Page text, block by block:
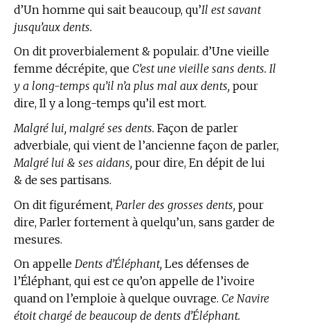
d’Un homme qui sait beaucoup, qu’Il est savant
jusqu’aux dents.
On dit proverbialement & populair. d’Une vieille
femme décrépite, que C’est une vieille sans dents. Il
y a long-temps qu’il n’a plus mal aux dents, pour
dire, Il y a long-temps qu’il est mort.
Malgré lui, malgré ses dents. Façon de parler
adverbiale, qui vient de l’ancienne façon de parler,
Malgré lui & ses aidans, pour dire, En dépit de lui
& de ses partisans.
On dit figurément, Parler des grosses dents, pour
dire, Parler fortement à quelqu’un, sans garder de
mesures.
On appelle Dents d’Éléphant, Les défenses de
l’Éléphant, qui est ce qu’on appelle de l’ivoire
quand on l’emploie à quelque ouvrage. Ce Navire
étoit chargé de beaucoup de dents d’Éléphant.